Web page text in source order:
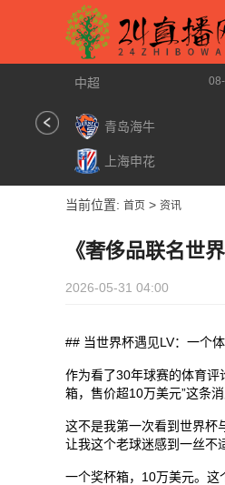
中超
青岛海牛
上海申花
当前位置: 首页 > 资讯
《奢侈品联名世
2026-05-31 04:00
## 当世界杯遇见LV：一个
作为看了30年球赛的体育评
箱，售价超10万美元”这条
这不是我第一次看到世界杯
让我这个老球迷感到一丝不
一个奖杯箱，10万美元。